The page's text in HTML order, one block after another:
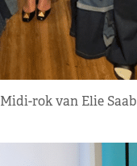
Midi-rok van Elie Saab